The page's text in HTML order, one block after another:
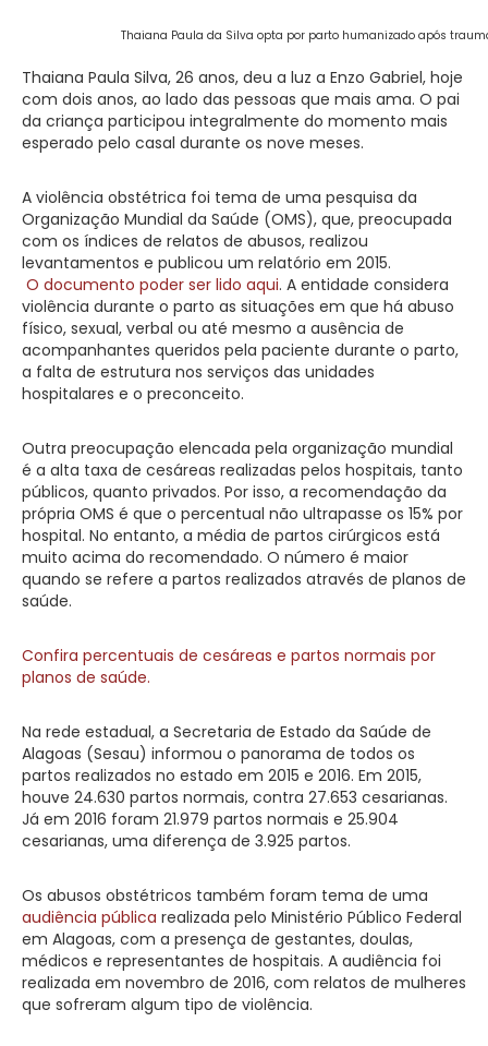
Thaiana Paula da Silva opta por parto humanizado após
Thaiana Paula Silva, 26 anos, deu a luz a Enzo Gabriel, hoje
com dois anos, ao lado das pessoas que mais ama. O pai
da criança participou integralmente do momento mais
esperado pelo casal durante os nove meses.
A violência obstétrica foi tema de uma pesquisa da
Organização Mundial da Saúde (OMS), que, preocupada
com os índices de relatos de abusos, realizou
levantamentos e publicou um relatório em 2015.
O documento poder ser lido aqui. A entidade considera
violência durante o parto as situações em que há abuso
físico, sexual, verbal ou até mesmo a ausência de
acompanhantes queridos pela paciente durante o parto,
a falta de estrutura nos serviços das unidades
hospitalares e o preconceito.
Outra preocupação elencada pela organização mundial
é a alta taxa de cesáreas realizadas pelos hospitais, tanto
públicos, quanto privados. Por isso, a recomendação da
própria OMS é que o percentual não ultrapasse os 15% por
hospital. No entanto, a média de partos cirúrgicos está
muito acima do recomendado. O número é maior
quando se refere a partos realizados através de planos de
saúde.
Confira percentuais de cesáreas e partos normais por
planos de saúde.
Na rede estadual, a Secretaria de Estado da Saúde de
Alagoas (Sesau) informou o panorama de todos os
partos realizados no estado em 2015 e 2016. Em 2015,
houve 24.630 partos normais, contra 27.653 cesarianas.
Já em 2016 foram 21.979 partos normais e 25.904
cesarianas, uma diferença de 3.925 partos.
Os abusos obstétricos também foram tema de uma
audiência pública realizada pelo Ministério Público Federal
em Alagoas, com a presença de gestantes, doulas,
médicos e representantes de hospitais. A audiência foi
realizada em novembro de 2016, com relatos de mulheres
que sofreram algum tipo de violência.